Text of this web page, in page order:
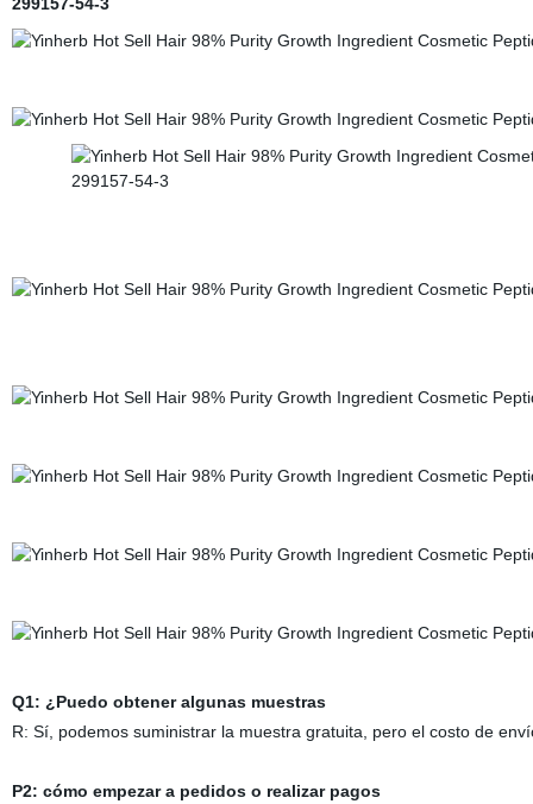
Q1: ¿Puedo obtener algunas muestras
R: Sí, podemos suministrar la muestra gratuita, pero el costo de
P2: cómo empezar a pedidos o realizar pagos